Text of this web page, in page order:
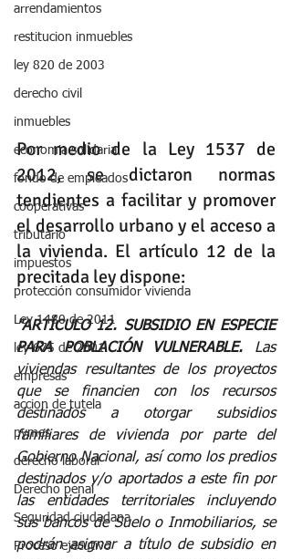
arrendamientos
restitucion inmuebles
ley 820 de 2003
derecho civil
inmuebles
economia solidaria
fondo de empleados
cooperativas
tributario
impuestos
protección consumidor vivienda
Ley 1480 de 2011
ley 675 de 2001
empresas
accion de tutela
pymes
derecho laboral
Derecho penal
Seguridad ciudadana
Proceso ejecutivo
Por medio de la Ley 1537 de
2012, se dictaron normas
tendientes a facilitar y promover
el desarrollo urbano y el acceso a
la vivienda. El artículo 12 de la
precitada ley dispone:
"ARTÍCULO 12. SUBSIDIO EN ESPECIE
PARA POBLACIÓN VULNERABLE. Las
viviendas resultantes de los proyectos
que se financien con los recursos
destinados a otorgar subsidios
familiares de vivienda por parte del
Gobierno Nacional, así como los predios
destinados y/o aportados a este fin por
las entidades territoriales incluyendo
sus bancos de Suelo o Inmobiliarios, se
podrán asignar a título de subsidio en